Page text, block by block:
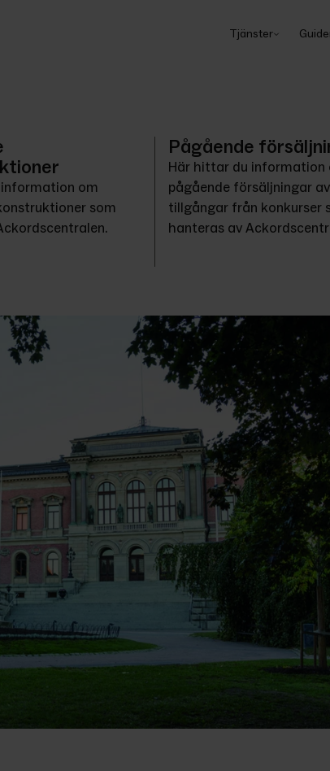
Tjänster
om
som
Pågående
Här hittar du information
pågående försäljningar av
tillgångar från konkurser
hanteras av